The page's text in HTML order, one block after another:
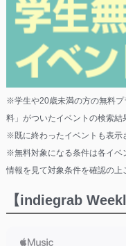
※学生や20歳未満の方の無料プ
料」がついたイベントの検索結
※既に終わったイベントも表示
※無料対象になる条件は各イベ
情報を見て対象条件を確認の上
【indiegrab